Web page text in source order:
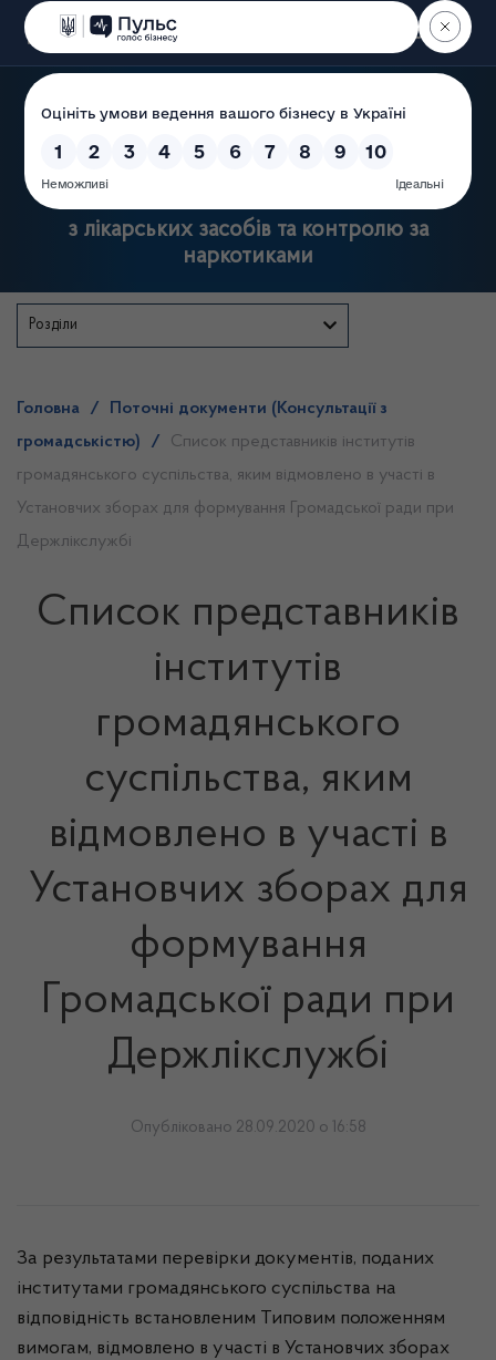
Пошук
Державна служба України
з лікарських засобів та контролю за
наркотиками
Розділи
Головна /
Поточні документи (Консультації з
громадськістю)
/
Список представників інститутів
громадянського суспільства, яким відмовлено в участі в
Установчих зборах для формування Громадської ради при
Держлікслужбі
Список представників
інститутів
громадянського
суспільства, яким
відмовлено в участі в
Установчих зборах для
формування
Громадської ради при
Держлікслужбі
Опубліковано 28.09.2020 о 16:58
За результатами перевірки документів, поданих
інститутами громадянського суспільства на
відповідність встановленим Типовим положенням
вимогам, відмовлено в участі в Установчих зборах